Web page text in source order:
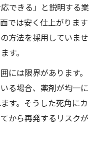
できる」と説明する業
では安く仕上がります
方法を採用していませ
す。
には限界があります。
る場合、薬剤が均一に
す。そうした死角にカ
から再発するリスクが